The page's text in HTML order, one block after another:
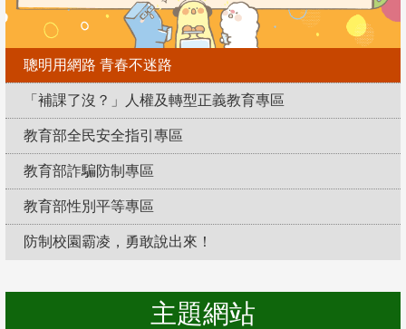
聰明用網路 青春不迷路
「補課了沒？」人權及轉型正義教育專區
教育部全民安全指引專區
教育部詐騙防制專區
教育部性別平等專區
防制校園霸凌，勇敢說出來！
主題網站